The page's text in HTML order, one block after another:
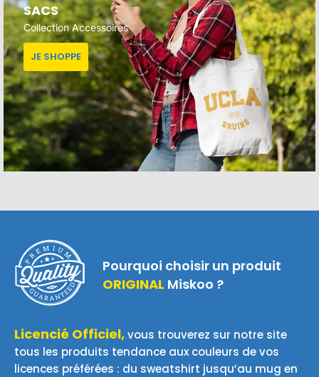
SACS
Collection Accessoires
JE SHOPPE
Pourquoi choisir un produit
ORIGINAL Miskoo ?
Licencié Officiel,vous trouverez sur notre site
tous les produits tendance aux couleurs de vos
licences préférées : du sweatshirt jusqu’au mug en